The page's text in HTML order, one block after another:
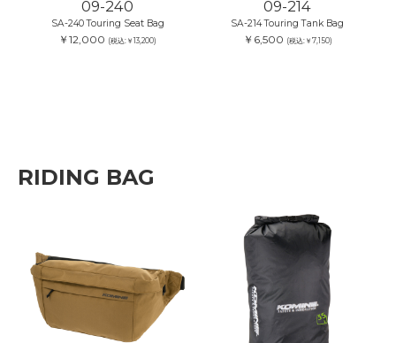
09-240
SA-240 Touring Seat Bag
￥12,000 (税込:￥13,200)
09-214
SA-214 Touring Tank Bag
￥6,500 (税込:￥7,150)
RIDING BAG